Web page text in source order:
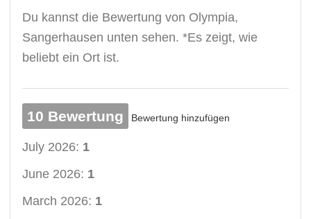
Du kannst die Bewertung von Olympia,
Sangerhausen unten sehen. *Es zeigt, wie
beliebt ein Ort ist.
10 Bewertung Bewertung hinzufügen
July 2026: 1
June 2026: 1
March 2026: 1